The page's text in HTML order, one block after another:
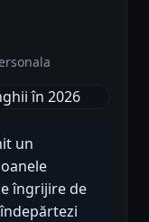
un
îngrijire de